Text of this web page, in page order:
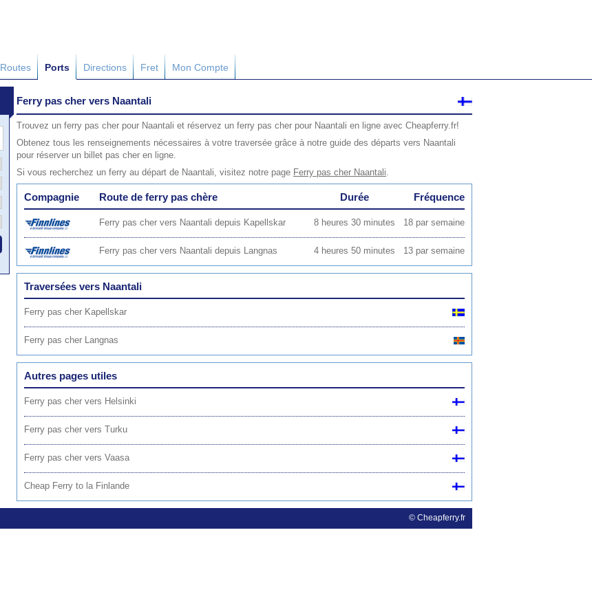
Routes Ports Directions Fret Mon Compte
Ferry pas cher vers Naantali
Trouvez un ferry pas cher pour Naantali et réservez un ferry pas cher pour Naantali en ligne avec Cheapferry.fr!
Obtenez tous les renseignements nécessaires à votre traversée grâce à notre guide des départs vers Naantali
pour réserver un billet pas cher en ligne.
Si vous recherchez un ferry au départ de Naantali, visitez notre page Ferry pas cher Naantali.
Compagnie Route de ferry pas chère Durée Fréquence
Ferry pas cher vers Naantali depuis Kapellskar 8 heures 30 minutes 18 par semaine
Ferry pas cher vers Naantali depuis Langnas 4 heures 50 minutes 13 par semaine
Traversées vers Naantali
Ferry pas cher Kapellskar
Ferry pas cher Langnas
Autres pages utiles
Ferry pas cher vers Helsinki
Ferry pas cher vers Turku
Ferry pas cher vers Vaasa
Cheap Ferry to la Finlande
© Cheapferry.fr